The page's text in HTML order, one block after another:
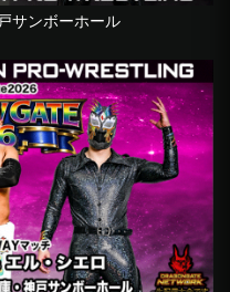
サンボーホール